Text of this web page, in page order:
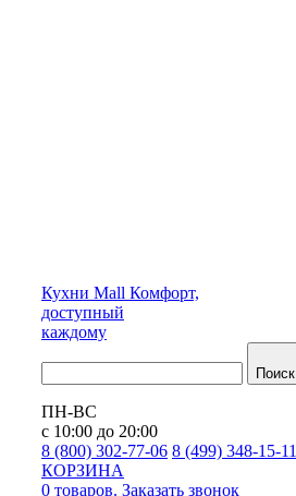
Кухни Mall Комфорт,
доступный
каждому
Поиск
ПН-ВС
с 10:00 до 20:00
8 (800) 302-77-06 8 (499) 348-15-11
КОРЗИНА
0 товаров. Заказать звонок